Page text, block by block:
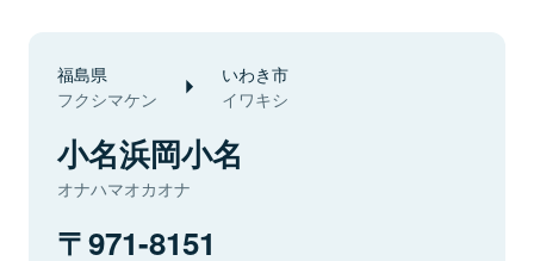
福島県
フクシマケン
いわき市
イワキシ
小名浜岡小名
オナハマオカオナ
971-8151